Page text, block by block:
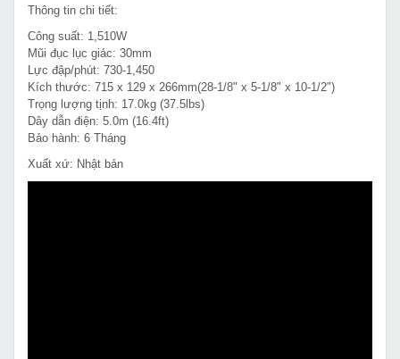
Thông tin chi tiết:
Công suất: 1,510W
Mũi đục lục giác: 30mm
Lực đập/phút: 730-1,450
Kích thước: 715 x 129 x 266mm(28-1/8" x 5-1/8" x 10-1/2")
Trọng lượng tịnh: 17.0kg (37.5lbs)
Dây dẫn điện: 5.0m (16.4ft)
Bảo hành: 6 Tháng
Xuất xứ: Nhật bản